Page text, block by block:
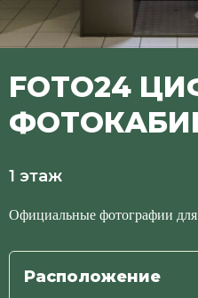
FOTO24
1 этаж
Официальные фотографии
Расположение